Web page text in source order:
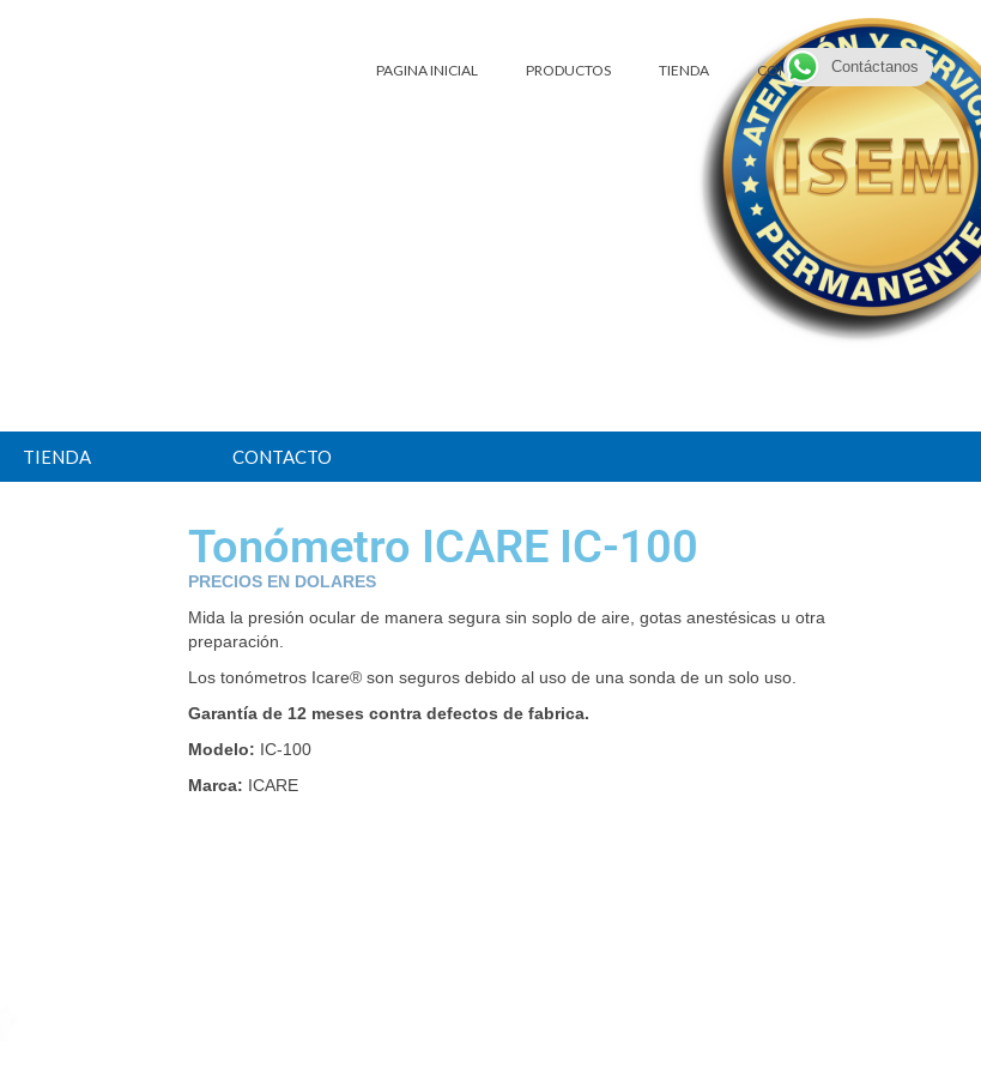
PAGINA INICIAL PRODUCTOS TIENDA CONTACTO
TIENDA CONTACTO
Tonómetro ICARE IC-100
PRECIOS EN DOLARES
Mida la presión ocular de manera segura sin soplo de aire, gotas anestésicas u otra
preparación.
Los tonómetros Icare® son seguros debido al uso de una sonda de un solo uso.
Garantía de 12 meses contra defectos de fabrica.
Modelo: IC-100
Marca: ICARE
Contáctanos